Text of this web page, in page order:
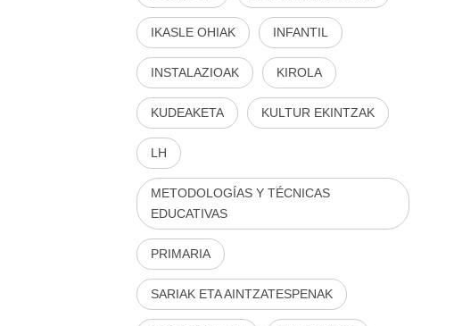
IKASLE OHIAK INFANTIL
INSTALAZIOAK KIROLA
KUDEAKETA KULTUR EKINTZAK
LH
METODOLOGÍAS Y TÉCNICAS
EDUCATIVAS
PRIMARIA
SARIAK ETA AINTZATESPENAK